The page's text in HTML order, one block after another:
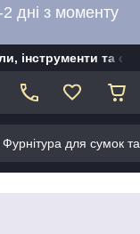
дні з моменту
та
Фурнітура для сумок